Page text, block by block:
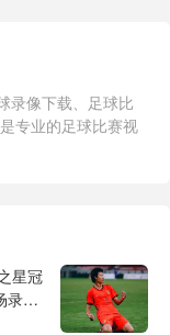
录像下载、足球比
专业的足球比赛视
星冠
录像